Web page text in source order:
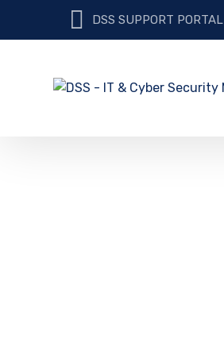
DSS SUPPORT PORTAL